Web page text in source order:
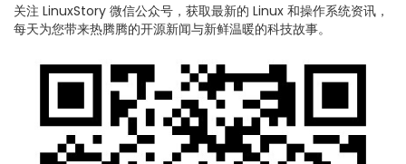
关注 LinuxStory 微信公众号，获取最新的 Linux 和操作系统资讯，
每天为您带来热腾腾的开源新闻与新鲜温暖的科技故事。